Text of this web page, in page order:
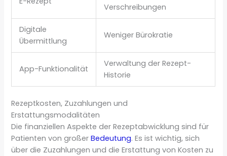
Verschreibungen
Digitale
Übermittlung
Weniger Bürokratie
App-Funktionalität
Verwaltung der Rezept-
Historie
Rezeptkosten, Zuzahlungen und
Erstattungsmodalitäten
Die finanziellen Aspekte der Rezeptabwicklung sind für
Patienten von großerBedeutung. Es ist wichtig, sich
über die Zuzahlungen und die Erstattung von Kosten zu